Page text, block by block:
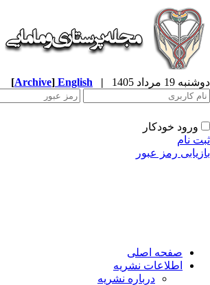
19 مرداد 1405 |
English
[Archive]
ورود خودکار
نام
رمز عبور
صفحه اصلی
اطلاعات نشریه
درباره نشریه